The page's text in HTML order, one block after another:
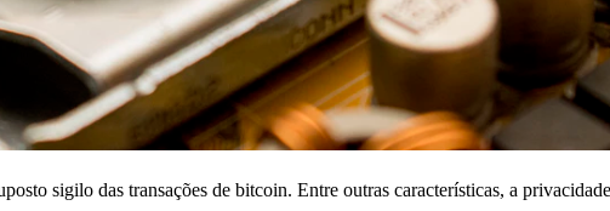
sigilo das transações de bitcoin. Entre outras características, a